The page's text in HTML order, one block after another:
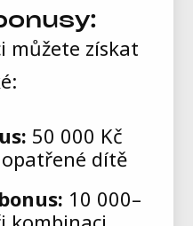
můžete získat
50 000 Kč
dítě
10 000–